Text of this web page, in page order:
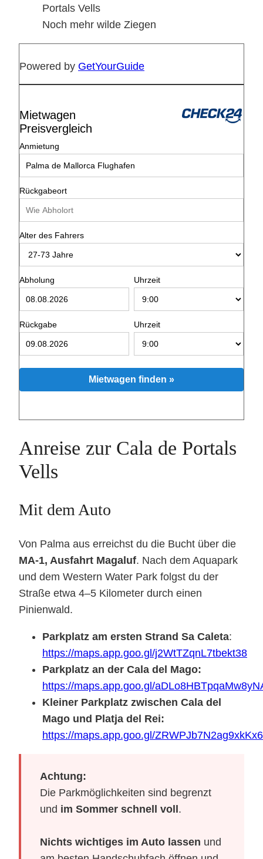
Noch mehr wilde Ziegen
Powered by GetYourGuide
Mietwagen
Preisvergleich
Anmietung
Rückgabeort
Alter des Fahrers
Abholung Uhrzeit
Rückgabe Uhrzeit
Mietwagen finden »
Anreise zur Cala de Portals
Vells
Mit dem Auto
Von Palma aus erreichst du die Bucht über die
MA-1, Ausfahrt Magaluf. Nach dem Aquapark
und dem Western Water Park folgst du der
Straße etwa 4–5 Kilometer durch einen
Pinienwald.
Parkplatz am ersten Strand Sa Caleta:
https://maps.app.goo.gl/j2WtTZqnL7tbekt38
Parkplatz an der Cala del Mago:
https://maps.app.goo.gl/
Kleiner Parkplatz zwischen Cala del
Mago und Platja del Rei:
https://maps.app.goo.gl/ZRWPJb7N2ag9xkKx6
Achtung:
Die Parkmöglichkeiten sind begrenzt
und im Sommer schnell voll.
Nichts wichtiges im Auto lassen und